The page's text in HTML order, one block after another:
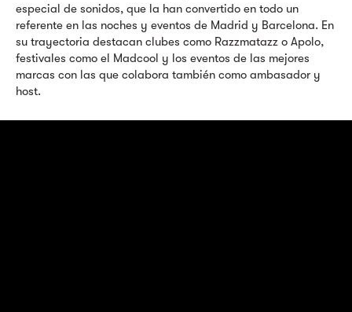
especial de sonidos, que la han convertido en todo un
referente en las noches y eventos de Madrid y Barcelona. En
su trayectoria destacan clubes como Razzmatazz o Apolo,
festivales como el Madcool y los eventos de las mejores
marcas con las que colabora también como ambasador y
host.